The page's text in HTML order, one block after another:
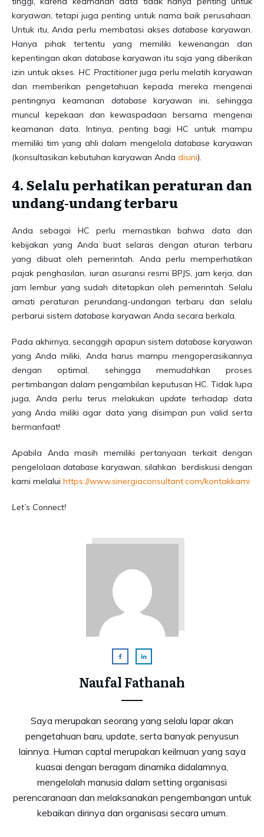
karyawan, tetapi juga penting untuk nama baik perusahaan.
Untuk itu, Anda perlu membatasi aksesdatabase karyawan.
Hanya pihak tertentu yang memiliki kewenangan dan
kepentingan akan database karyawan itu saja yang diberikan
izin untuk akses. HC Practitionerjuga perlu melatih karyawan
dan memberikan pengetahuan kepada mereka mengenai
pentingnya keamanan database karyawan ini, sehingga
muncul kepekaan dan kewaspadaan bersama mengenai
keamanan data. Intinya, penting bagi HC untuk mampu
memiliki tim yang ahli dalam mengeloladatabase karyawan
(konsultasikan kebutuhan karyawan Anda disini).
4. Selalu perhatikan peraturan dan
undang-undang terbaru
Anda sebagai HC perlu memastikan bahwa data dan
kebijakan yang Anda buat selaras dengan aturan terbaru
yang dibuat oleh pemerintah. Anda perlu memperhatikan
pajak penghasilan, iuran asuransi resmi BPJS, jam kerja, dan
jam lembur yang sudah ditetapkan oleh pemerintah. Selalu
amati peraturan perundang-undangan terbaru dan selalu
perbarui sistem database karyawan Anda secara berkala.
Pada akhirnya, secanggih apapun sistem database karyawan
yang Anda miliki, Anda harus mampu mengoperasikannya
dengan optimal, sehingga memudahkan proses
pertimbangan dalam pengambilan keputusan HC. Tidak lupa
juga, Anda perlu terus melakukan update terhadap data
yang Anda miliki agar data yang disimpan pun valid serta
bermanfaat!
Apabila Anda masih memiliki pertanyaan terkait dengan
pengelolaandatabase karyawan, silahkan berdiskusi dengan
kami melalui https://www.sinergiaconsultant.com/kontakkami
Let’s Connect!
Naufal Fathanah
Saya merupakan seorang yang selalu lapar akan
pengetahuan baru, update, serta banyak penyusun
lainnya. Human captal merupakan keilmuan yang saya
kuasai dengan beragam dinamika didalamnya,
mengelolah manusia dalam setting organisasi
perencaranaan dan melaksanakan pengembangan untuk
kebaikan dirinya dan organisasi secara umum.